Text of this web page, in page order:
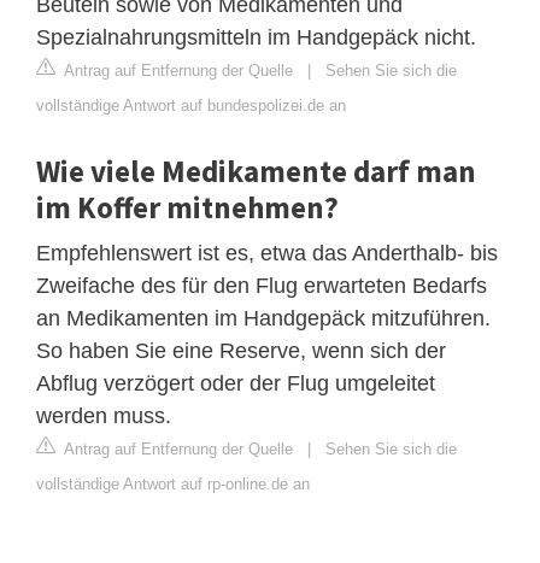
Beuteln sowie von Medikamenten und
Spezialnahrungsmitteln im Handgepäck nicht.
Antrag auf Entfernung der Quelle
Sehen Sie sich die
vollständige Antwort auf bundespolizei.de an
Wie viele Medikamente darf man
im Koffer mitnehmen?
Empfehlenswert ist es, etwa das Anderthalb- bis
Zweifache des für den Flug erwarteten Bedarfs
an Medikamenten im Handgepäck mitzuführen.
So haben Sie eine Reserve, wenn sich der
Abflug verzögert oder der Flug umgeleitet
werden muss.
Antrag auf Entfernung der Quelle
Sehen Sie sich die
vollständige Antwort auf rp-online.de an